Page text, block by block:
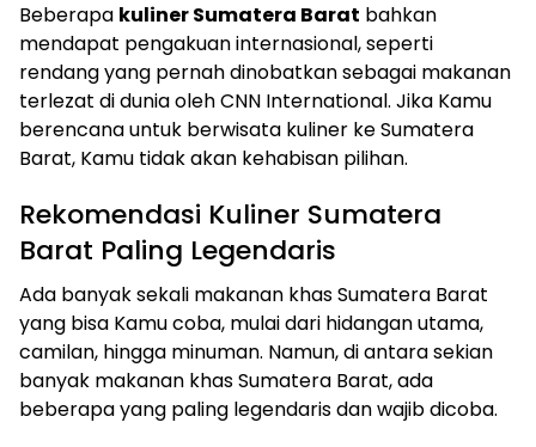
Beberapa kuliner Sumatera Barat bahkan
mendapat pengakuan internasional, seperti
rendang yang pernah dinobatkan sebagai makanan
terlezat di dunia oleh CNN International. Jika Kamu
berencana untuk berwisata kuliner ke Sumatera
Barat, Kamu tidak akan kehabisan pilihan.
Rekomendasi Kuliner Sumatera
Barat Paling Legendaris
Ada banyak sekali makanan khas Sumatera Barat
yang bisa Kamu coba, mulai dari hidangan utama,
camilan, hingga minuman. Namun, di antara sekian
banyak makanan khas Sumatera Barat, ada
beberapa yang paling legendaris dan wajib dicoba.